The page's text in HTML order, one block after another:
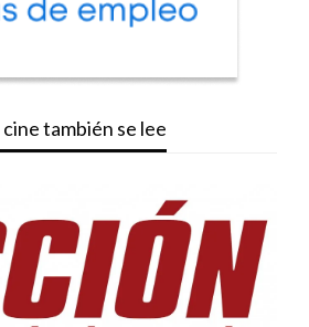
también se lee